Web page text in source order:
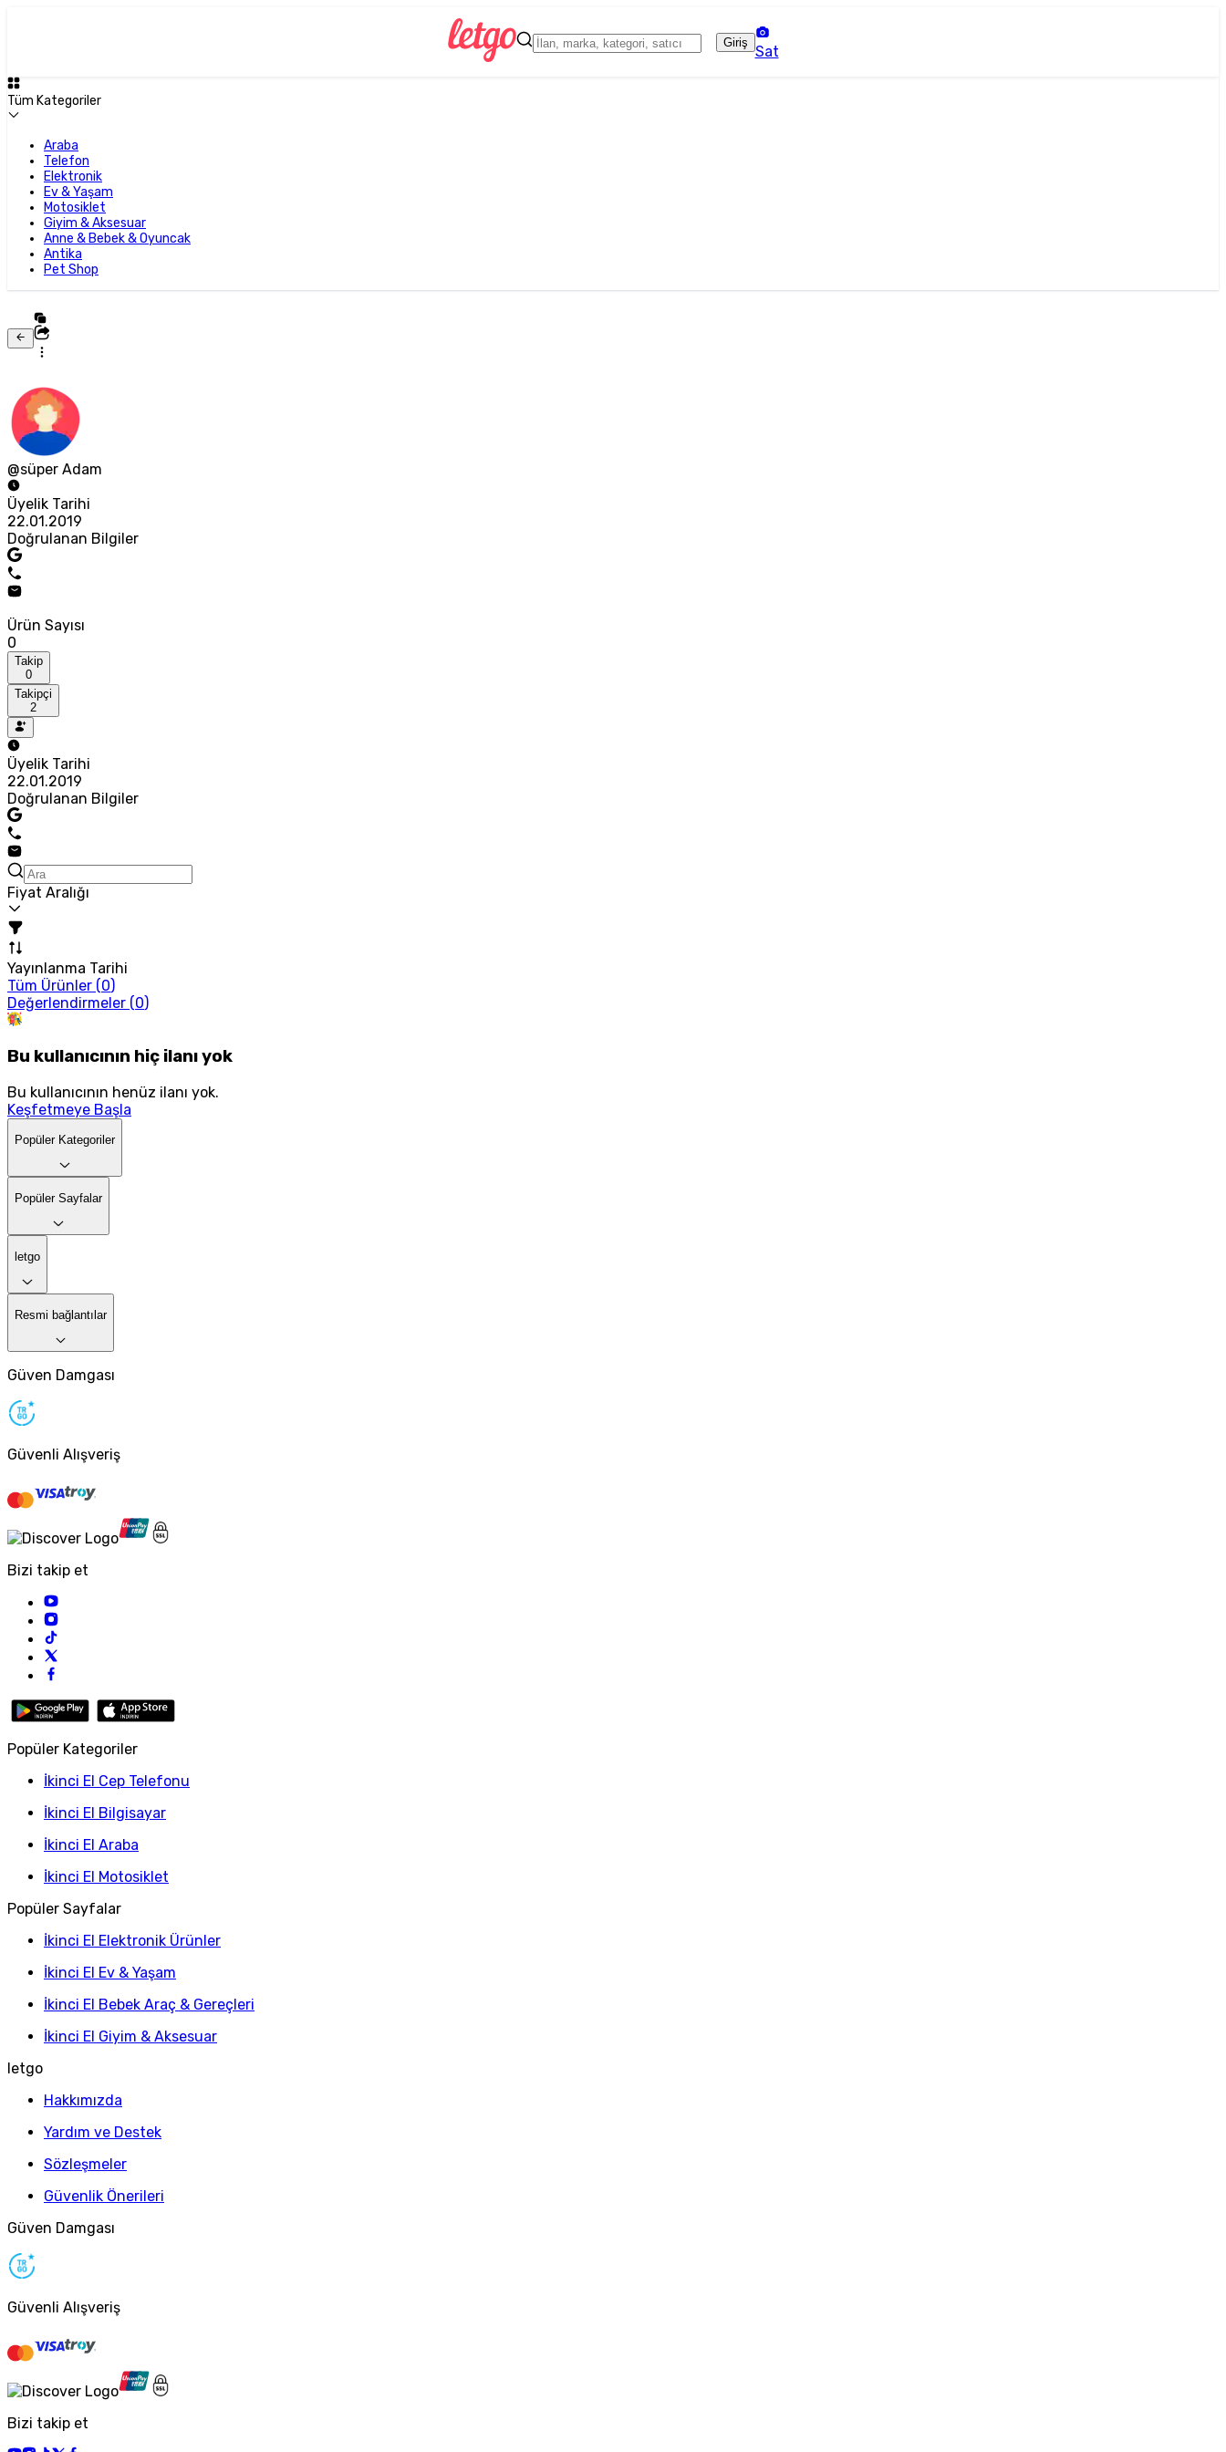
Giriş
Sat
Tüm Kategoriler
Araba
Telefon
Elektronik
Ev & Yaşam
Motosiklet
Giyim & Aksesuar
Anne & Bebek & Oyuncak
Antika
Pet Shop
@süper Adam
Üyelik Tarihi
22.01.2019
Doğrulanan Bilgiler
Ürün Sayısı
0
Takip
0
Takipçi
2
Üyelik Tarihi
22.01.2019
Doğrulanan Bilgiler
Fiyat Aralığı
Yayınlanma Tarihi
Tüm Ürünler (0)
Değerlendirmeler (0)
Bu kullanıcının hiç ilanı yok
Bu kullanıcının henüz ilanı yok.
Keşfetmeye Başla
Popüler Kategoriler
Popüler Sayfalar
letgo
Resmi bağlantılar
Güven Damgası
Güvenli Alışveriş
Bizi takip et
Popüler Kategoriler
İkinci El Cep Telefonu
İkinci El Bilgisayar
İkinci El Araba
İkinci El Motosiklet
Popüler Sayfalar
İkinci El Elektronik Ürünler
İkinci El Ev & Yaşam
İkinci El Bebek Araç & Gereçleri
İkinci El Giyim & Aksesuar
letgo
Hakkımızda
Yardım ve Destek
Sözleşmeler
Güvenlik Önerileri
Güven Damgası
Güvenli Alışveriş
Bizi takip et